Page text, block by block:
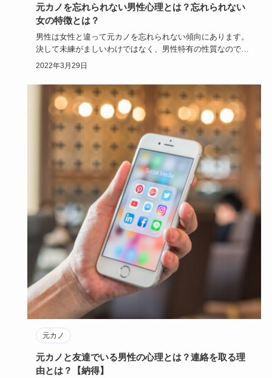
元カノを忘れられない男性心理とは？忘れられない
女の特徴とは？
男性は女性と違って元カノを忘れられない傾向にあります。
決して未練がましいわけではなく、男性特有の性質なので
す。女性からして…
2022年3月29日
元カノ
元カノと友達でいる男性の心理とは？連絡を取る理
由とは？【納得】